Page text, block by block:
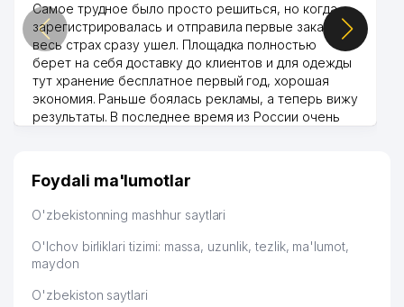
Самое трудное было просто решиться, но когда
зарегистрировалась и отправила первые заказы,
весь страх сразу ушел. Площадка полностью
берет на себя доставку до клиентов и для одежды
тут хранение бесплатное первый год, хорошая
экономия. Раньше боялась рекламы, а теперь вижу
результаты. В последнее время из России очень
дальше развиваюсь потихоньку😊
Hamida 03.08.2026 12:45:39
Foydali ma'lumotlar
O'zbekistonning mashhur saytlari
O'lchov birliklari tizimi: massa, uzunlik, tezlik, ma'lumot,
maydon
O'zbekiston saytlari